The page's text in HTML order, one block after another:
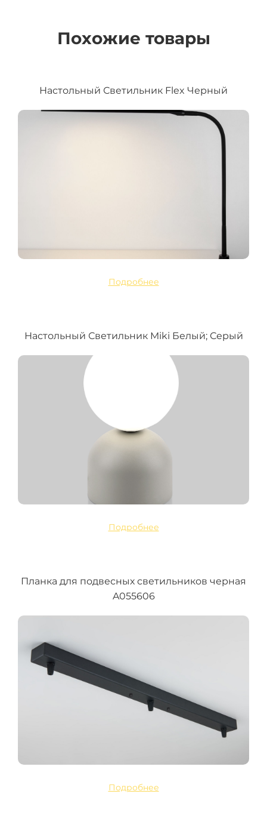
Похожие товары
Настольный Светильник Flex Черный
Подробнее
Настольный Светильник Miki Белый; Серый
Подробнее
Планка для подвесных светильников черная
A055606
Подробнее